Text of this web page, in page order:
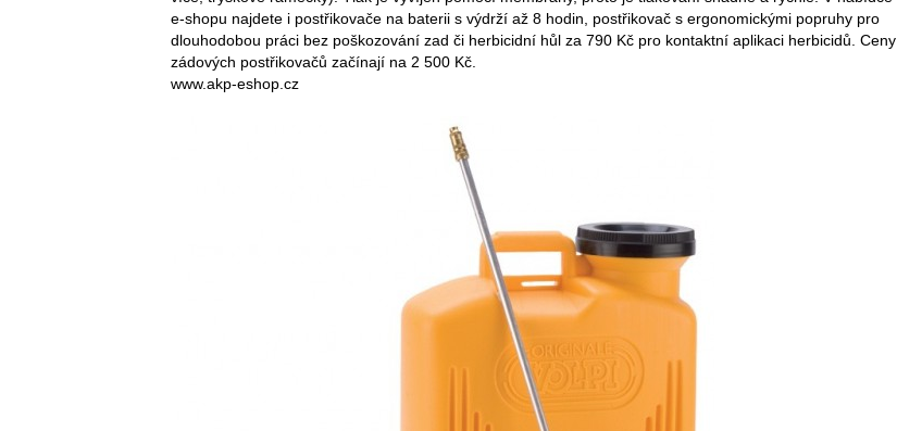
e-shopu najdete i postřikovače na baterii s výdrží až 8 hodin, postřikovač s ergonomickými popruhy pro
dlouhodobou práci bez poškozování zad či herbicidní hůl za 790 Kč pro kontaktní aplikaci herbicidů. Ceny
zádových postřikovačů začínají na 2 500 Kč.
www.akp-eshop.cz